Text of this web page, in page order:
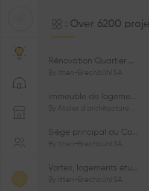
Over 6200
Rénovation Quartier de la Tourelle
By Itten+Brechbühl SA
immeuble de logements HM-LGZD-PPE «Doctoresse-Champendal»
By Atelier d'architecture Jacques Bugna SA
Siège principal du Comité International Olympique CIO
By Itten+Brechbühl SA
Vortex, logements étudiants
By Itten+Brechbühl SA